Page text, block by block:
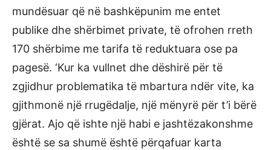
mundësuar që në bashkëpunim me entet
publike dhe shërbimet private, të ofrohen rreth
170 shërbime me tarifa të reduktuara ose pa
pagesë. ‘Kur ka vullnet dhe dëshirë për të
zgjidhur problematika të mbartura ndër vite, ka
gjithmonë një rrugëdalje, një mënyrë për t’i bërë
gjërat. Ajo që ishte një habi e jashtëzakonshme
është se sa shumë është përqafuar karta